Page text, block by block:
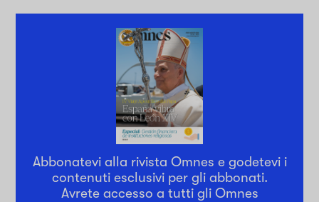
Abbonatevi alla rivista Omnes e godetevi i
contenuti esclusivi per gli abbonati.
Avrete accesso a tutti gli Omnes